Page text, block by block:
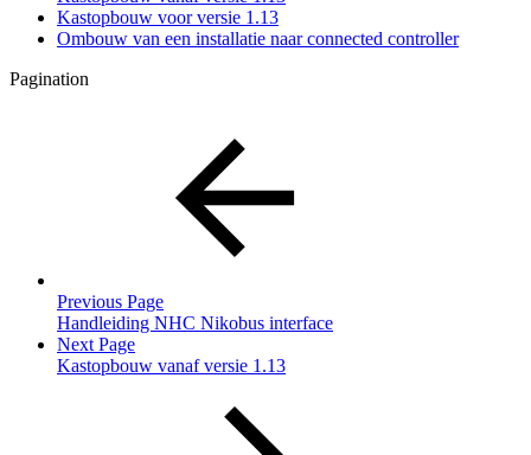
Kastopbouw voor versie 1.13
Ombouw van een installatie naar connected controller
Pagination
Previous Page
Handleiding NHC Nikobus interface
Next Page
Kastopbouw vanaf versie 1.13